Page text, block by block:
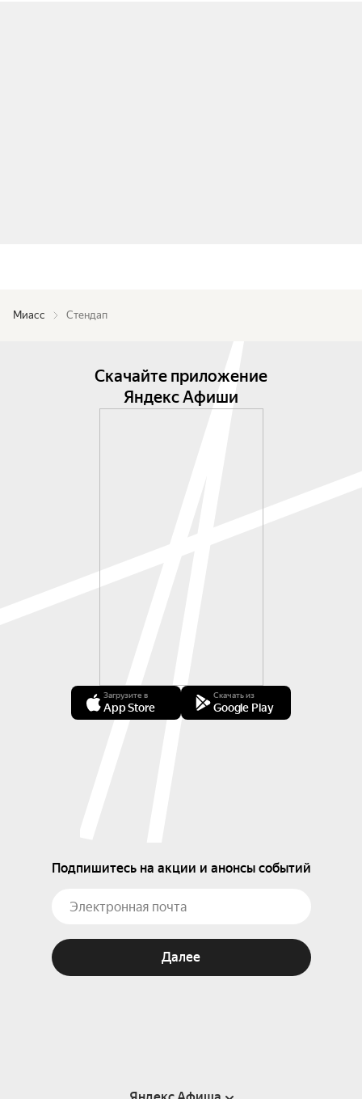
Миасс Стендап
Скачайте приложение
Яндекс Афиши
Загрузите в
App Store
Скачать из
Google Play
Подпишитесь на акции и анонсы событий
Далее